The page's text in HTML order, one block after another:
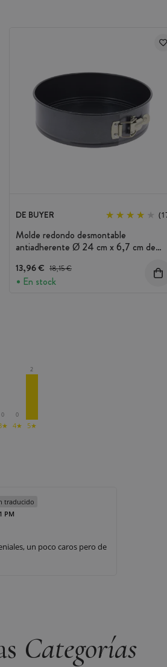
DE BUYER
Molde redondo desmontable
antiadherente Ø 24 cm x 6,7 cm de
13,96 € Precio antes del descuento
18,15 €
En stock
0 0
4★
2
5★
traducido
PM
un poco caros pero de
Categorías